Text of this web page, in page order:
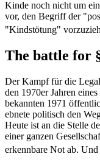
Kinde noch nicht um
vor, den Begriff der
"Kindstötung"
The battle for
Der Kampf für die
den 1970er Jahren
bekannten 1971
ebnete politisch den
Heute ist an die Stelle
einer ganzen
erkennbare Not ab.